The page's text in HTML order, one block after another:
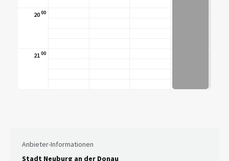
2000
2100
Anbieter-Informationen
Stadt Neuburg an der Donau